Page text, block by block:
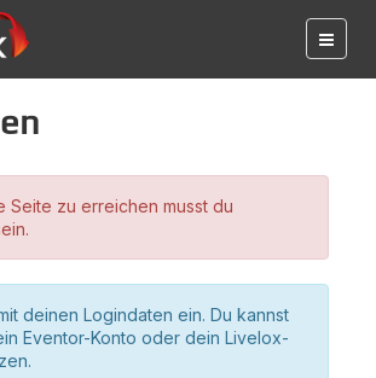
Seite zu erreichen musst du
deinen Logindaten ein. Du kannst
Eventor-Konto oder dein Livelox-